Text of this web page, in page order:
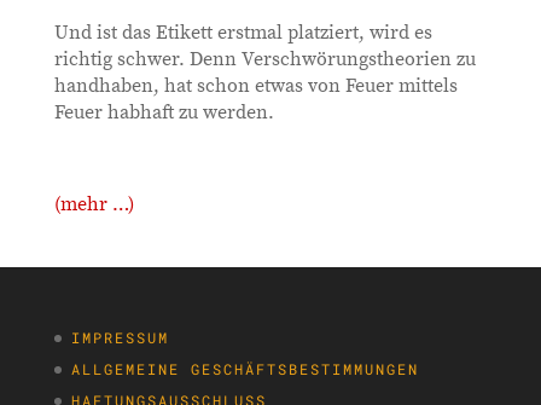
Und ist das Etikett erstmal platziert, wird es
richtig schwer. Denn Verschwörungstheorien zu
handhaben, hat schon etwas von Feuer mittels
Feuer habhaft zu werden.
(mehr …)
IMPRESSUM
ALLGEMEINE GESCHÄFTSBESTIMMUNGEN
HAFTUNGSAUSSCHLUSS